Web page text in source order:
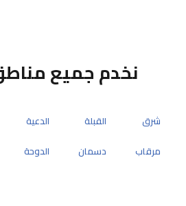
نخدم جميع
شرق
مرقاب
القبلة
دسمان
الدعية
الدوحة